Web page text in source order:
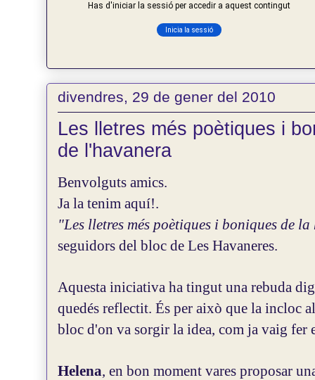
divendres, 29 de gener del 2010
Les lletres més poètiques i
de l'havanera
Benvolguts amics.
Ja la tenim aquí!.
"Les lletres més poètiques i boniques de
seguidors del bloc de Les Havaneres.
Aquesta iniciativa ha tingut una rebuda
quedés reflectit. És per això que la incloc
bloc d'on va sorgir la idea, com ja vaig fer
Helena, en bon moment vares proposar